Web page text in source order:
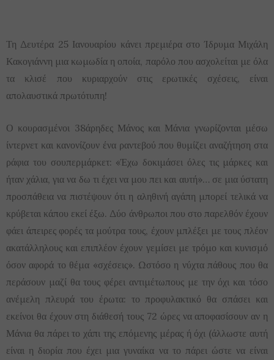
Τη Δευτέρα 25 Ιανουαρίου κάνει πρεμιέρα στο Ίδρυμα Μιχάλη
Κακογιάννη μια κωμωδία η οποία, παρόλο που ασχολείται με όλα
τα κλισέ που κυριαρχούν στις ερωτικές σχέσεις, είναι
απολαυστικά πρωτότυπη!
Ο κουρασμένοι 38άρηδες Μάνος και Μάνια γνωρίζονται μέσω
ίντερνετ και κανονίζουν ένα ραντεβού που θυμίζει αναζήτηση στα
ράφια του σουπερμάρκετ: «Έχω δοκιμάσει όλες τις μάρκες και
ήταν χάλια, για να δω τι έχει να μου πει και αυτή»… σε μια ύστατη
προσπάθεια να πιστέψουν ότι η αληθινή αγάπη μπορεί τελικά να
κρύβεται κάπου εκεί έξω. Δύο άνθρωποι που στο παρελθόν έχουν
φάει άπειρες φορές τα μούτρα τους, έχουν μπλέξει με τους πλέον
ακατάλληλους και επιπλέον έχουν γεμίσει με τρόμο και κυνισμό
όσον αφορά το θέμα «σχέσεις». Ωστόσο η νύχτα πάθους που θα
περάσουν μαζί θα τους φέρει αντιμέτωπους με την όχι και τόσο
ανέμελη πλευρά του έρωτα: το προφυλακτικό θα σπάσει και
εκείνοι θα έχουν στη διάθεσή τους 72 ώρες να αποφασίσουν αν η
Μάνια θα πάρει το χάπι της επόμενης μέρας ή όχι (άλλωστε αυτή
είναι η διορία που έχει μια γυναίκα να το πάρει ώστε να είναι